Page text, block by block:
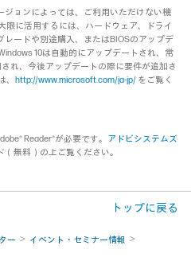
ョンによっては、ご利用いただけない機
限に活用するには、ハードウェア、ドライ
ードや別途購入、またはBIOSのアップデ
10は自動的にアップデートされ、常
れ、今後アップデートの際に要件が追加さ
、 http://www.microsoft.com/ja-jp/ をご覧く
Reader®が必要です。 アドビシステムズ
無料）の上ご覧ください。
トップに戻る
ー
イベント・セミナー情報